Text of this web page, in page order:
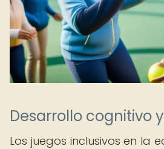
Desarrollo cognitivo
Los juegos inclusivos en la